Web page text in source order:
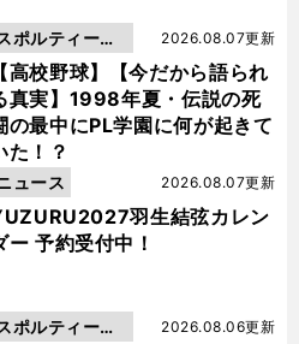
【高校野球】【今だから語られ
真実】1998年夏・伝説の死
の最中にPL学園に何が起きて
た！？
2026.08.07更新
ポルティーバ
動画
羽生結弦カレン
ー 予約受付中！
2026.08.07更新
ュース
2026.08.06更新
ポルティーバ